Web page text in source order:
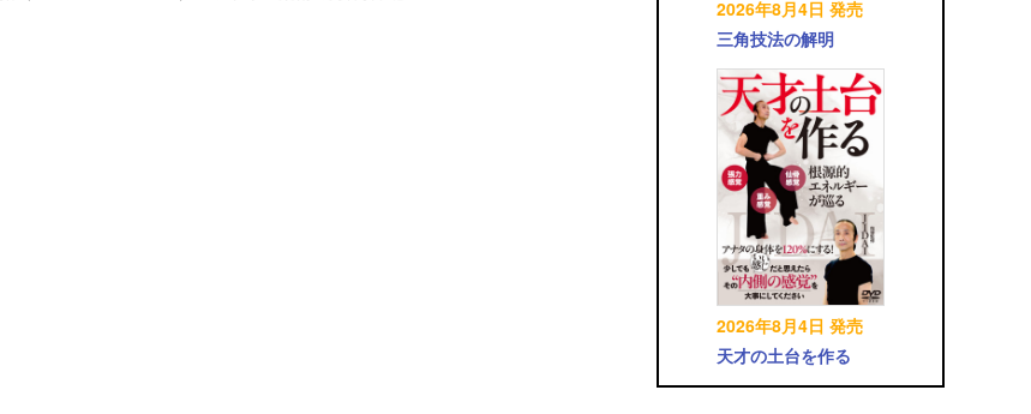
2026年8月4日 発売
三角技法の解明
2026年8月4日 発売
天才の土台を作る